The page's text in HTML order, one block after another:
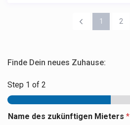
1 2
Finde Dein neues Zuhause:
Step 1 of 2
Name des zukünftigen Mieters*